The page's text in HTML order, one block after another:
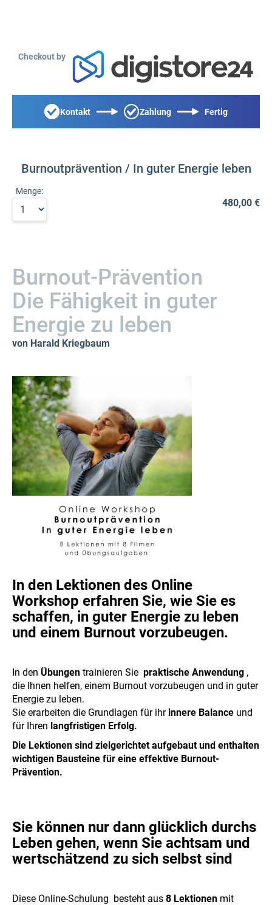
Checkout by
Kontakt Zahlung Fertig
Burnoutprävention / In guter Energie leben
Menge:
480,00 €
Burnout-Prävention
Die Fähigkeit in guter
Energie zu leben
von Harald Kriegbaum
In den Lektionen des Online
Workshop erfahren Sie, wie Sie es
schaffen, in guter Energie zu leben
und einem Burnout vorzubeugen.
In den Übungen trainieren Sie praktische Anwendung ,
die Ihnen helfen, einem Burnout vorzubeugen und in guter
Energie zu leben.
Sie erarbeiten die Grundlagen für ihr innere Balance und
für Ihren langfristigen Erfolg.
Die Lektionen sind zielgerichtet aufgebaut und enthalten
wichtigen Bausteine für eine effektive Burnout-
Prävention.
Sie können nur dann glücklich durchs
Leben gehen, wenn Sie achtsam und
wertschätzend zu sich selbst sind
Diese Online-Schulung besteht aus 8 Lektionen mit